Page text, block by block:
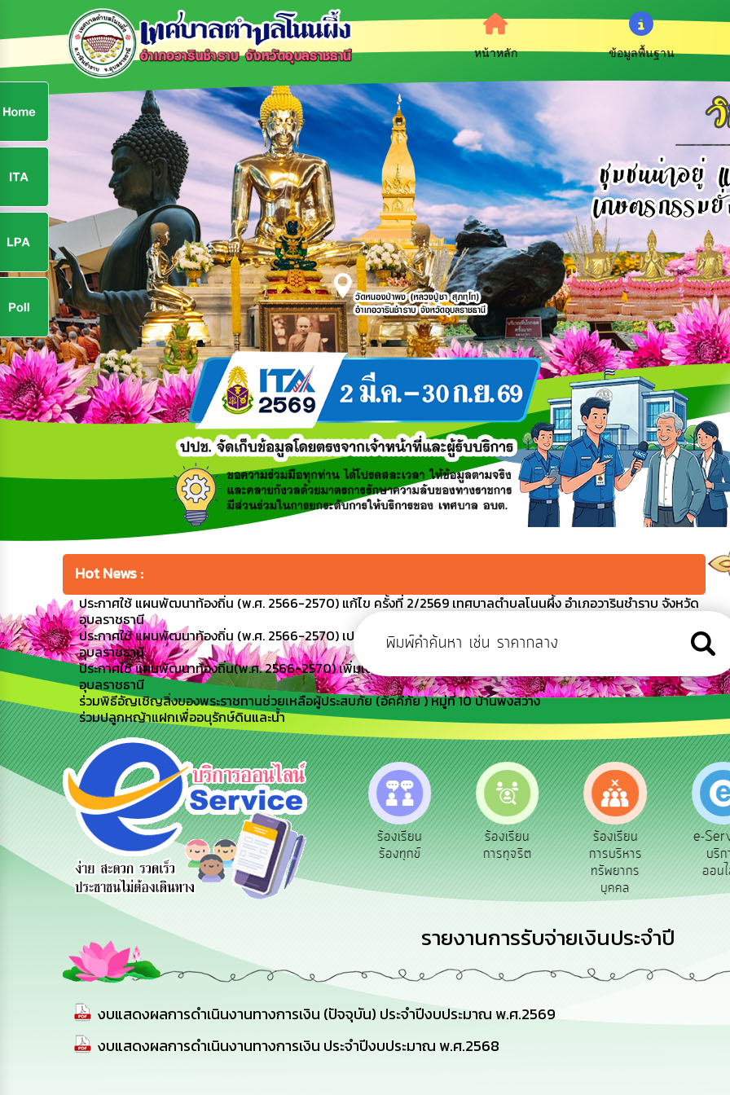
หน้าหลัก ข้อมูลพื้นฐาน
Hot News :
ประกาศใช้ แผนพัฒนาท้องถิ่น (พ.ศ. 2566-2570) แก้ไข ครั้งที่ 2/2569 เทศบาลตำบลโนนผึ้ง อำเภอวารินชำราบ จังหวัด
อุบลราชธานี
ประกาศใช้ แผนพัฒนาท้องถิ่น (พ.ศ. 2566-2570) เปลี่ยนแปลง ครั้งที่ 1/2569 เทศบาลตำบลโนนผึ้ง อำเภอวารินชำราบ จังห
อุบลราชธานี
ประกาศใช้ แผนพัฒนาท้องถิ่น(พ.ศ. 2566-2570) เพิ่มเติม ครั้งที่ 1/2569 เทศบาลตำบลโนนผึ้ง อำเภอวารินชำราบ จังหวัด
อุบลราชธานี
ร่วมพิธีอัญเชิญสิ่งของพระราชทานช่วยเหลือผู้ประสบภัย (อัคคีภัย ) หมู่ที่ 10 บ้านพงสว่าง
ร่วมปลูกหญ้าแฝกเพื่ออนุรักษ์ดินและน้ำ
สายด่วนผู้
บริหาร
รับฟังความ
คิดเห็น
ประชาชน
ร้องเรียน
ร้องทุกข์
ร้องเรียน
การทุจริต
ร้องเรียน
การบริหาร
ทรัพยากร
e-Service
บริการ
ออนไลน์
ถ
รายงานการรับจ่ายเงินประจำปี
งบแสดงผลการดำเนินงานทางการเงิน (ปัจจุบัน) ประจำปีงบประมาณ พ.ศ.2569
งบแสดงผลการดำเนินงานทางการเงิน ประจำปีงบประมาณ พ.ศ.2568